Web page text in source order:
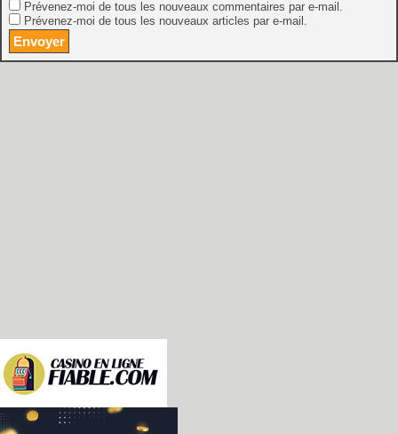
Prévenez-moi de tous les nouveaux commentaires par e-mail.
Prévenez-moi de tous les nouveaux articles par e-mail.